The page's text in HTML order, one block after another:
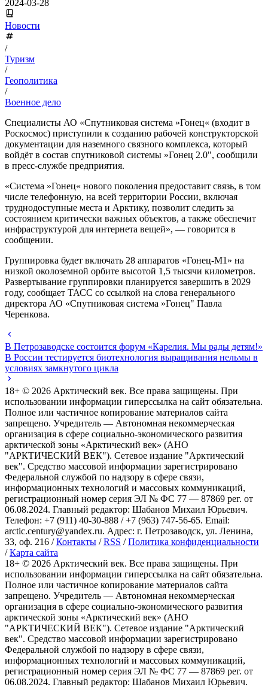
2024-03-28
Новости
/
Туризм
/
Геополитика
/
Военное дело
Специалисты АО «Спутниковая система »Гонец« (входит в
Роскосмос) приступили к созданию рабочей конструкторской
документации для наземного связного комплекса, который
войдёт в состав спутниковой системы »Гонец 2.0", сообщили
в пресс-службе предприятия.
«Система »Гонец« нового поколения предоставит связь, в том
числе телефонную, на всей территории России, включая
труднодоступные места и Арктику, позволит следить за
состоянием критически важных объектов, а также обеспечит
инфраструктурой для интернета вещей», — говорится в
сообщении.
Группировка будет включать 28 аппаратов «Гонец-М1» на
низкой околоземной орбите высотой 1,5 тысячи километров.
Развертывание группировки планируется завершить в 2029
году, сообщает ТАСС со ссылкой на слова генерального
директора АО «Спутниковая система »Гонец" Павла
Черенкова.
В Петрозаводске состоится форум «Карелия. Мы рады детям!»
В России тестируется биотехнология выращивания нельмы в
условиях замкнутого цикла
18+ © 2026 Арктический век. Все права защищены. При
использовании информации гиперссылка на сайт обязательна.
Полное или частичное копирование материалов сайта
запрещено. Учредитель — Автономная некоммерческая
организация в сфере социально-экономического развития
арктической зоны «Арктический век» (АНО
"АРКТИЧЕСКИЙ ВЕК"). Сетевое издание "Арктический
век". Средство массовой информации зарегистрировано
Федеральной службой по надзору в сфере связи,
информационных технологий и массовых коммуникаций,
регистрационный номер серия ЭЛ № ФС 77 — 87869 рег. от
06.08.2024. Главный редактор: Шабанов Михаил Юрьевич.
Телефон: +7 (911) 40-30-888 / +7 (963) 747-56-65. Email:
arctic.century@yandex.ru. Адрес: г. Петрозаводск, ул. Ленина,
33, оф. 216 /Контакты /RSS /Политика конфиденциальности
/Карта сайта
18+ © 2026 Арктический век. Все права защищены. При
использовании информации гиперссылка на сайт обязательна.
Полное или частичное копирование материалов сайта
запрещено. Учредитель — Автономная некоммерческая
организация в сфере социально-экономического развития
арктической зоны «Арктический век» (АНО
"АРКТИЧЕСКИЙ ВЕК"). Сетевое издание "Арктический
век". Средство массовой информации зарегистрировано
Федеральной службой по надзору в сфере связи,
информационных технологий и массовых коммуникаций,
регистрационный номер серия ЭЛ № ФС 77 — 87869 рег. от
06.08.2024. Главный редактор: Шабанов Михаил Юрьевич.